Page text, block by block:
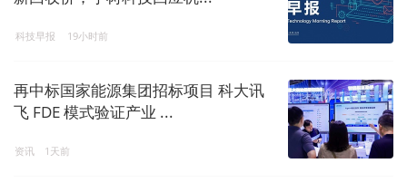
科技早报 19小时前
再中标国家能源集团招标项目 科大讯
飞 FDE 模式验证产业 ...
资讯 1天前